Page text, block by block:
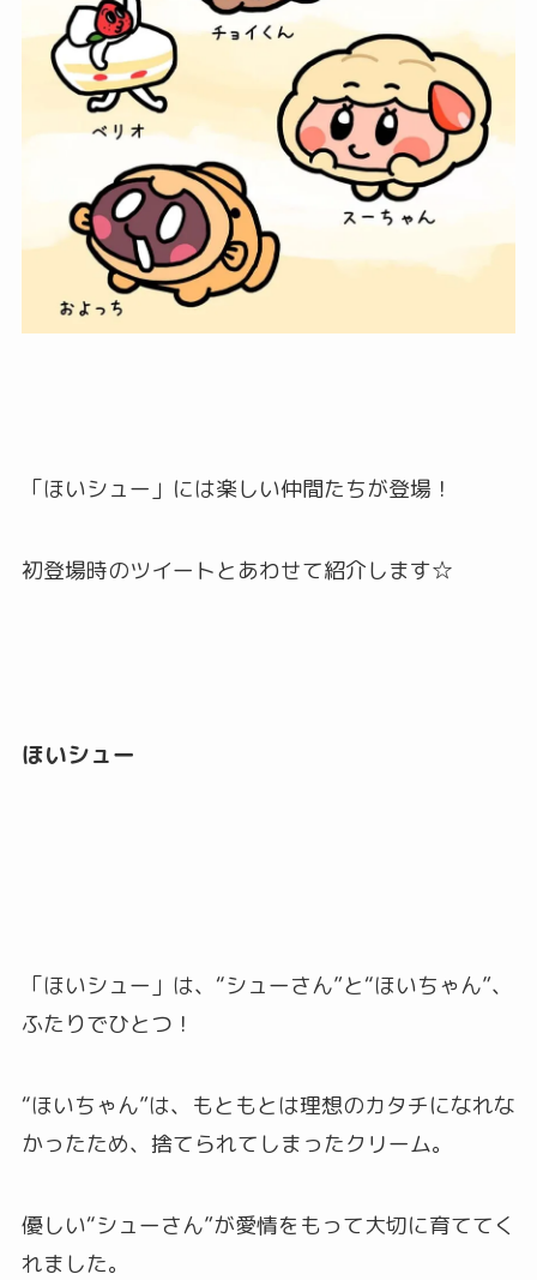
「ほいシュー」には楽しい仲間たちが登場！
初登場時のツイートとあわせて紹介します☆
ほいシュー
「ほいシュー」は、“シューさん”と“ほいちゃん”、
ふたりでひとつ！
“ほいちゃん”は、もともとは理想のカタチになれな
かったため、捨てられてしまったクリーム。
優しい“シューさん”が愛情をもって大切に育ててく
れました。